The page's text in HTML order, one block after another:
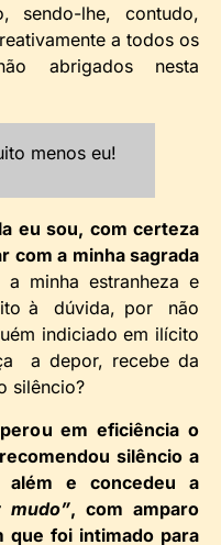
sendo-lhe, contudo,
a todos os
abrigados nesta
menos eu!
eu sou, com certeza
com a minha sagrada
minha estranheza e
à dúvida, por não
indiciado em ilícito
a depor, recebe da
silêncio?
em eficiência o
silêncio a
além e concedeu a
mudo”, com amparo
que foi intimado para